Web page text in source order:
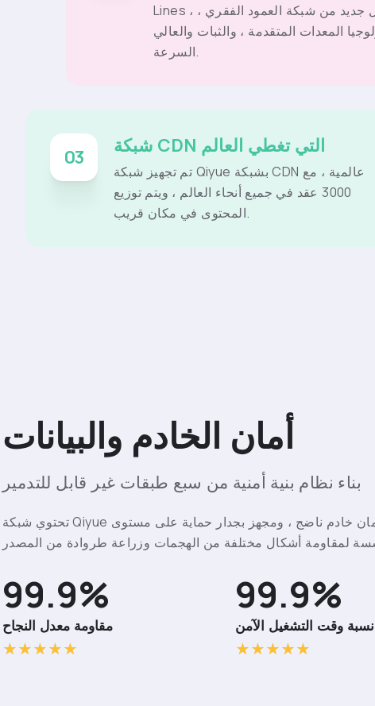
Lines ، وهو جيل جديد من شبكة العمود الفقري ،
المعدات المتقدمة ، والثبات والعالي
السرعة.
03 شبكة CDN التي تغطي العالم
تم تجهيز شبكة Qiyue بشبكة CDN عالمية ، مع
3000 عقد في جميع أنحاء العالم ، ويتم توزيع
المحتوى في مكان قريب.
أمان الخادم والبيانات
بناء نظام بنية أمنية من سبع طبقات غير قابل للتدمير
تحتوي شبكة Qiyue على حل أمان خادم ناضج ، ومجهز بجدار حماية على مستوى
99.9%
مقاومة معدل النجاح
99.9%
نسبة وقت التشغيل الآمن